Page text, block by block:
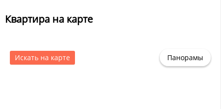
Квартира на карте
Искать на карте Панорамы